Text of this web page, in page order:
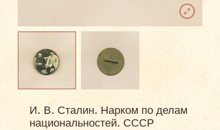
И. В. Сталин. Нарком по делам
национальностей. СССР